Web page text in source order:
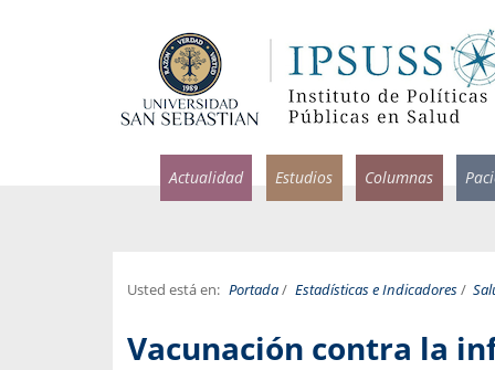
Actualidad Estudios Columnas
Usted está en: Portada/ Estadísticas e Indicadores/
Vacunación contra la
y profesor asistente de
Decana facultad de